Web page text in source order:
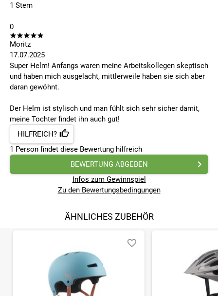
1 Stern
0
Moritz
17.07.2025
Super Helm! Anfangs waren meine Arbeitskollegen skeptisch
und haben mich ausgelacht, mittlerweile haben sie sich aber
daran gewöhnt.
Der Helm ist stylisch und man fühlt sich sehr sicher damit,
meine Tochter findet ihn auch gut!
HILFREICH?
1 Person findet diese Bewertung hilfreich
BEWERTUNG ABGEBEN
Infos zum Gewinnspiel
Zu den Bewertungsbedingungen
ÄHNLICHES ZUBEHÖR